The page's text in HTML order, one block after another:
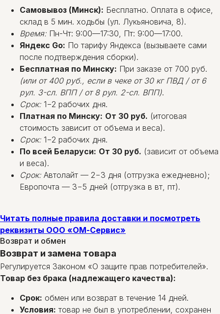
Самовывоз (Минск): Бесплатно. Оплата в офисе,
склад в 5 мин. ходьбы (ул. Лукьяновича, 8).
Время: Пн-Чт: 9:00—17:30, Пт: 9:00—17:00.
Яндекс Go: По тарифу Яндекса (вызываете сами
после подтверждения сборки).
Бесплатная по Минску: При заказе от 700 руб.
(или от 400 руб., если в чеке от 30 кг ПВД / от 6
рул. 3-сл. ВПП / от 8 рул. 2-сл. ВПП).
Срок: 1−2 рабочих дня.
Платная по Минску: От 30 руб. (итоговая
стоимость зависит от объема и веса).
Срок: 1−2 рабочих дня.
По всей Беларуси: От 30 руб. (зависит от объема
и веса).
Срок: Автолайт — 2−3 дня (отгрузка ежедневно);
Европочта — 3−5 дней (отгрузка в вт, пт).
Читать полные правила доставки и посмотреть
реквизиты ООО «ОМ-Сервис»
Возврат и обмен
Возврат и замена товара
Регулируется Законом «О защите прав потребителей».
Товар без брака (надлежащего качества):
Срок: обмен или возврат в течение 14 дней.
Условия: товар не был в употреблении, сохранен